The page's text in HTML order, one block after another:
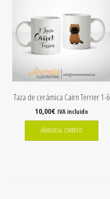
Taza de cerámica Cairn Terrier 1-6
10,00€ IVA incluido
AÑADIR AL CARRITO